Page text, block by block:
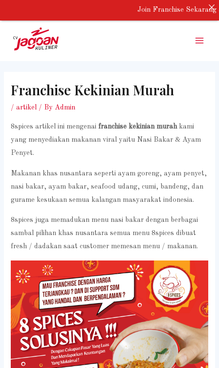
to
Menu
Franchise Kekinian Murah
/artikel / ByAdmin
8spices artikel ini mengenaifranchise kekinian murahkami
yang menyediakan makanan viral yaitu Nasi Bakar & Ayam
Penyet.
Makanan khas nusantara seperti ayam goreng, ayam penyet,
nasi bakar, ayam bakar, seafood udang, cumi, bandeng, dan
gurame kesukaan semua kalangan masyarakat indonesia.
8spices juga memadukan menu nasi bakar dengan berbagai
sambal pilihan khas nusantara semua menu 8spices dibuat
fresh / dadakan saat customer memesan menu / makanan.
Join Franchise Sekarang